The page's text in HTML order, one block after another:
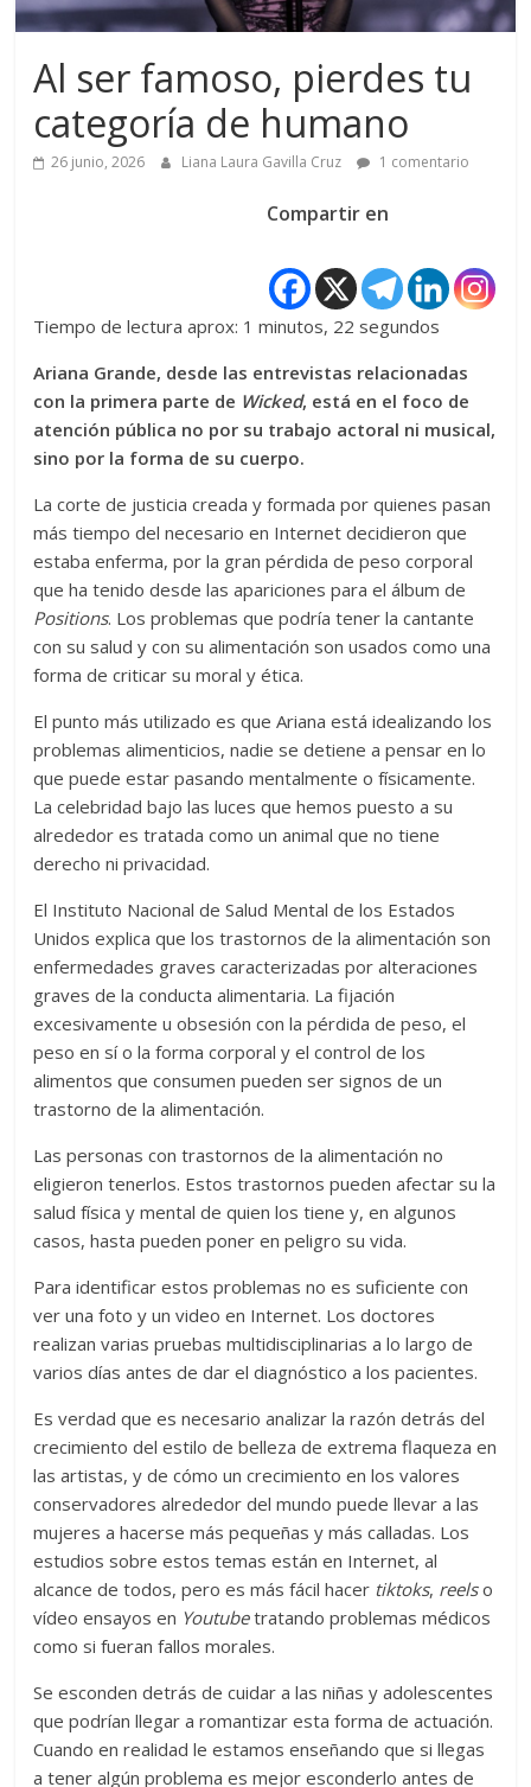
Al ser famoso, pierdes tu
categoría de humano
26 junio, 2026 Liana Laura Gavilla Cruz 1 comentario
Compartir en
Tiempo de lectura aprox: 1 minutos, 22 segundos
Ariana Grande, desde las entrevistas relacionadas
con la primera parte de Wicked, está en el foco de
atención pública no por su trabajo actoral ni musical,
sino por la forma de su cuerpo.
La corte de justicia creada y formada por quienes pasan
más tiempo del necesario en Internet decidieron que
estaba enferma, por la gran pérdida de peso corporal
que ha tenido desde las apariciones para el álbum de
Positions. Los problemas que podría tener la cantante
con su salud y con su alimentación son usados como una
forma de criticar su moral y ética.
El punto más utilizado es que Ariana está idealizando los
problemas alimenticios, nadie se detiene a pensar en lo
que puede estar pasando mentalmente o físicamente.
La celebridad bajo las luces que hemos puesto a su
alrededor es tratada como un animal que no tiene
derecho ni privacidad.
El Instituto Nacional de Salud Mental de los Estados
Unidos explica que los trastornos de la alimentación son
enfermedades graves caracterizadas por alteraciones
graves de la conducta alimentaria. La fijación
excesivamente u obsesión con la pérdida de peso, el
peso en sí o la forma corporal y el control de los
alimentos que consumen pueden ser signos de un
trastorno de la alimentación.
Las personas con trastornos de la alimentación no
eligieron tenerlos. Estos trastornos pueden afectar su la
salud física y mental de quien los tiene y, en algunos
casos, hasta pueden poner en peligro su vida.
Para identificar estos problemas no es suficiente con
ver una foto y un video en Internet. Los doctores
realizan varias pruebas multidisciplinarias a lo largo de
varios días antes de dar el diagnóstico a los pacientes.
Es verdad que es necesario analizar la razón detrás del
crecimiento del estilo de belleza de extrema flaqueza en
las artistas, y de cómo un crecimiento en los valores
conservadores alrededor del mundo puede llevar a las
mujeres a hacerse más pequeñas y más calladas. Los
estudios sobre estos temas están en Internet, al
alcance de todos, pero es más fácil hacer tiktoks, reelso
vídeo ensayos en Youtubetratando problemas médicos
como si fueran fallos morales.
Se esconden detrás de cuidar a las niñas y adolescentes
que podrían llegar a romantizar esta forma de actuación.
Cuando en realidad le estamos enseñando que si llegas
a tener algún problema es mejor esconderlo antes de